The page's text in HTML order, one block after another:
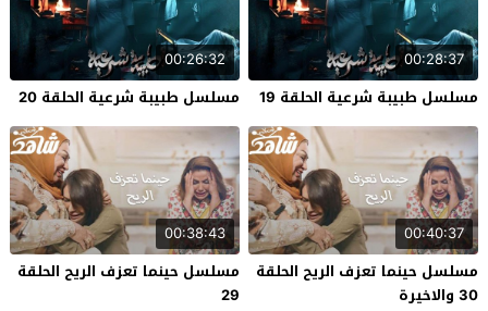
00:28:37
مسلسل طبيبة شرعية الحلقة 19
00:26:32
مسلسل طبيبة شرعية الحلقة 20
00:40:37
مسلسل حينما تعزف الريح الحلقة
30 والاخيرة
00:38:43
مسلسل حينما تعزف الريح الحلقة
29